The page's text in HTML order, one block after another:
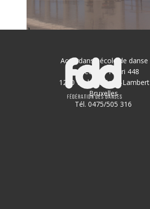
Accordanse école de danse
Av Georges Henri 448
1200 Woluwé Saint-Lambert
Bruxelles
Tél. 0475/505 316